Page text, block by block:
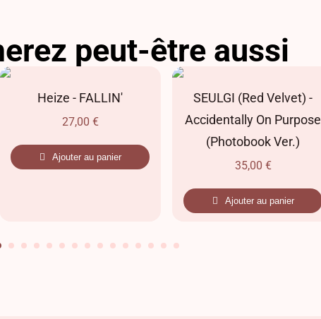
peut-être aussi
Heize - FALLIN'
27,00 €
Ajouter au panier
SEULGI (Red Velvet) -
Accidentally On Purpose
(Photobook Ver.)
35,00 €
Ajouter au panier